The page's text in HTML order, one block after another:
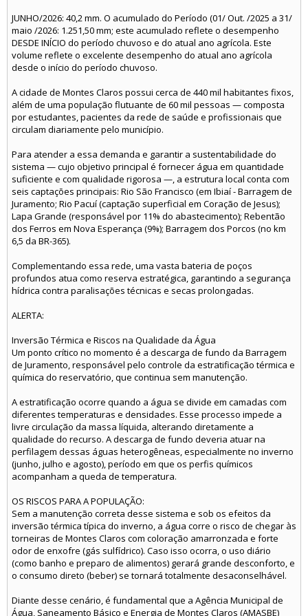
JUNHO/2026: 40,2 mm. O acumulado do Período (01/ Out. /2025 a 31/
maio /2026: 1.251,50 mm; este acumulado reflete o desempenho
DESDE INÍCIO do período chuvoso e do atual ano agrícola. Este
volume reflete o excelente desempenho do atual ano agrícola
desde o início do período chuvoso.
A cidade de Montes Claros possui cerca de 440 mil habitantes fixos,
além de uma população flutuante de 60 mil pessoas — composta
por estudantes, pacientes da rede de saúde e profissionais que
circulam diariamente pelo município.
Para atender a essa demanda e garantir a sustentabilidade do
sistema — cujo objetivo principal é fornecer água em quantidade
suficiente e com qualidade rigorosa —, a estrutura local conta com
seis captações principais: Rio São Francisco (em Ibiaí - Barragem de
Juramento; Rio Pacuí (captação superficial em Coração de Jesus);
Lapa Grande (responsável por 11% do abastecimento); Rebentão
dos Ferros em Nova Esperança (9%); Barragem dos Porcos (no km
6,5 da BR-365).
Complementando essa rede, uma vasta bateria de poços
profundos atua como reserva estratégica, garantindo a segurança
hídrica contra paralisações técnicas e secas prolongadas.
ALERTA:
Inversão Térmica e Riscos na Qualidade da Água
Um ponto crítico no momento é a descarga de fundo da Barragem
de Juramento, responsável pelo controle da estratificação térmica e
química do reservatório, que continua sem manutenção.
A estratificação ocorre quando a água se divide em camadas com
diferentes temperaturas e densidades. Esse processo impede a
livre circulação da massa líquida, alterando diretamente a
qualidade do recurso. A descarga de fundo deveria atuar na
perfilagem dessas águas heterogêneas, especialmente no inverno
(junho, julho e agosto), período em que os perfis químicos
acompanham a queda de temperatura.
OS RISCOS PARA A POPULAÇÃO:
Sem a manutenção correta desse sistema e sob os efeitos da
inversão térmica típica do inverno, a água corre o risco de chegar às
torneiras de Montes Claros com coloração amarronzada e forte
odor de enxofre (gás sulfídrico). Caso isso ocorra, o uso diário
(como banho e preparo de alimentos) gerará grande desconforto, e
o consumo direto (beber) se tornará totalmente desaconselhável.
Diante desse cenário, é fundamental que a Agência Municipal de
Água, Saneamento Básico e Energia de Montes Claros (AMASBE)